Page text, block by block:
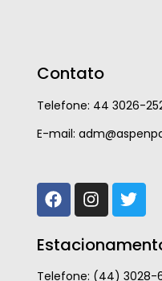
Contato
Telefone: 44 3026-
E-mail:
Telefone: (44) 3028-